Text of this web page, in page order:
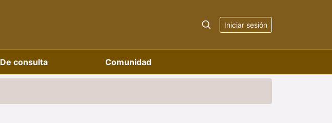
Iniciar sesión
De consulta Comunidad